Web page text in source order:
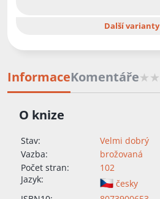
Další varianty
InformaceKomentáře
O knize
Stav:
Velmi dobrý
Vazba:
brožovaná
Počet stran:
102
Jazyk:
česky